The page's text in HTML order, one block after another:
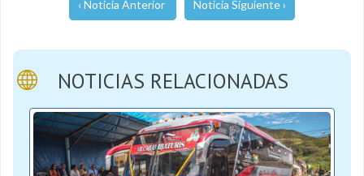
‹ Noticia Anterior Noticia Siguiente ›
NOTICIAS RELACIONADAS